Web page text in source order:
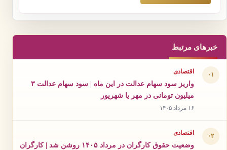
خبرهای مرتبط
۰۱ اقتصادی
واریز سود سهام عدالت در این ماه | سود سهام عدالت ۳
میلیون تومانی در مهر یا شهریور
۱۶ مرداد ۱۴۰۵
۰۲ اقتصادی
وضعیت حقوق کارگران در مرداد ۱۴۰۵ روشن شد | کارگران